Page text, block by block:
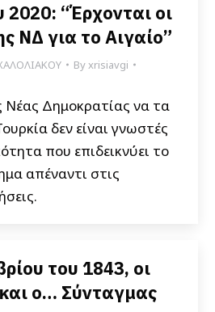
“Έρχονται οι
ΝΔ για το Αιγαίο”
Byxrisiavgi
Νέας Δημοκρατίας να τα
δεν είναι γνωστές
που επιδεικνύει το
απέναντι στις
του 1843, οι
ο… Σύνταγμας